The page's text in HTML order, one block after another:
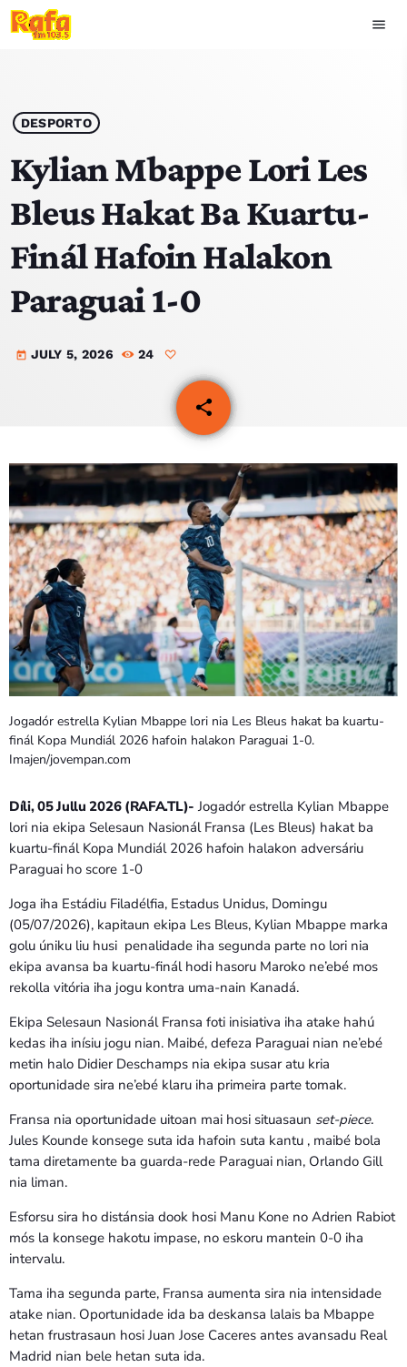
menu
play_arrow OUVIR RAFA
HOME
NOTISIA
EKIPA
TOP 15
VÍDEO SIRA
EVENTU SIRA
KONTAKTU SIRA
TÉTUM keyboard_arrow_down
TÉTUM
PORTUGUÊS
PRÓXIMOS PROGRAMAS
DESPORTO
Kylian Mbappe Lori Les
Bleus Hakat Ba Kuartu-
Finál Hafoin Halakon
Paraguai 1-0
today JULY 5, 2026 24
share
email
Jogadór estrella Kylian Mbappe lori nia Les Bleus hakat ba kuartu-
finál Kopa Mundiál 2026 hafoin halakon Paraguai 1-0.
Imajen/jovempan.com
Díli, 05 Jullu 2026 (RAFA.TL)- Jogadór estrella Kylian Mbappe
lori nia ekipa Selesaun Nasionál Fransa (Les Bleus) hakat ba
kuartu-finál Kopa Mundiál 2026 hafoin halakon adversáriu
Paraguai ho score 1-0
Joga iha Estádiu Filadélfia, Estadus Unidus, Domingu
(05/07/2026), kapitaun ekipa Les Bleus, Kylian Mbappe marka
golu úniku liu husi penalidade iha segunda parte no lori nia
ekipa avansa ba kuartu-finál hodi hasoru Maroko ne’ebé mos
rekolla vitória iha jogu kontra uma-nain Kanadá.
Ekipa Selesaun Nasionál Fransa foti inisiativa iha atake hahú
kedas iha inísiu jogu nian. Maibé, defeza Paraguai nian ne’ebé
metin halo Didier Deschamps nia ekipa susar atu kria
oportunidade sira ne’ebé klaru iha primeira parte tomak.
Fransa nia oportunidade uitoan mai hosi situasaun set-piece.
Jules Kounde konsege suta ida hafoin suta kantu , maibé bola
tama diretamente ba guarda-rede Paraguai nian, Orlando Gill
nia liman.
Esforsu sira ho distánsia dook hosi Manu Kone no Adrien Rabiot
mós la konsege hakotu impase, no eskoru mantein 0-0 iha
intervalu.
Tama iha segunda parte, Fransa aumenta sira nia intensidade
atake nian. Oportunidade ida ba deskansa lalais ba Mbappe
hetan frustrasaun hosi Juan Jose Caceres antes avansadu Real
Madrid nian bele hetan suta ida.